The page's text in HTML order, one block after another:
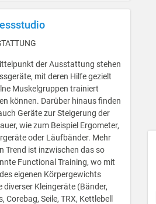
der Ausstattung stehen
mit deren Hilfe gezielt
Muskelgruppen trainiert
können. Darüber hinaus finden
Geräte zur Steigerung der
wie zum Beispiel Ergometer,
oder Läufbänder. Mehr
Trend ist inzwischen das so
Functional Training, wo mit
eigenen Körpergewichts
diverser Kleingeräte (Bänder,
Corebag, Seile, TRX, Kettlebell